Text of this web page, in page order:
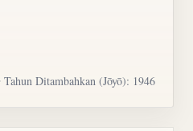
Ditambahkan (Jōyō): 1946